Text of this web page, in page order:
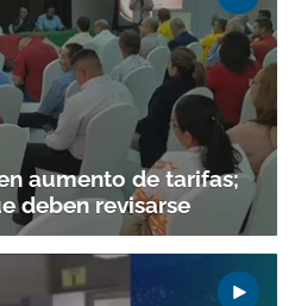
a nuestro boletín.
aumento de tarifas;
deben revisarse